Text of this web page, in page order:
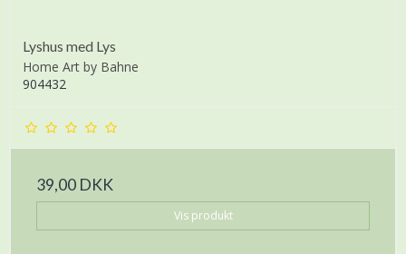
Lyshus med Lys
Home Art by Bahne
904432
39,00 DKK
Vis produkt